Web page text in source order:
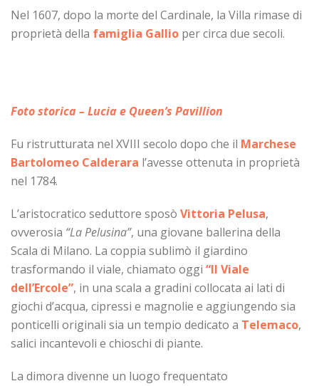
Nel 1607, dopo la morte del Cardinale, la Villa rimase di
proprietà della famiglia Gallio per circa due secoli.
Foto storica – Lucia e Queen’s Pavillion
Fu ristrutturata nel XVIII secolo dopo che il Marchese
Bartolomeo Calderara l’avesse ottenuta in proprietà
nel 1784.
L’aristocratico seduttore sposò Vittoria Pelusa,
ovverosia “La Pelusina”, una giovane ballerina della
Scala di Milano. La coppia sublimò il giardino
trasformando il viale, chiamato oggi “Il Viale
dell’Ercole”, in una scala a gradini collocata ai lati di
giochi d’acqua, cipressi e magnolie e aggiungendo sia
ponticelli originali sia un tempio dedicato a Telemaco,
salici incantevoli e chioschi di piante.
La dimora divenne un luogo frequentato